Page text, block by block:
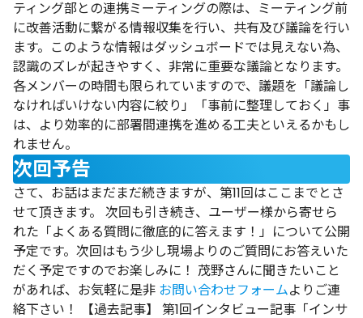
ティング部との連携ミーティングの際は、ミーティング前
に改善活動に繋がる情報収集を行い、共有及び議論を行い
ます。このような情報はダッシュボードでは見えない為、
認識のズレが起きやすく、非常に重要な議論となります。
各メンバーの時間も限られていますので、議題を「議論し
なければいけない内容に絞り」「事前に整理しておく」事
は、より効率的に部署間連携を進める工夫といえるかもし
れません。
次回予告
さて、お話はまだまだ続きますが、第11回はここまでとさ
せて頂きます。
次回も引き続き、ユーザー様から寄せら
れた「よくある質問に徹底的に答えます！」 について公開
予定です。 次回はもう少し現場よりのご質問にお答えいた
だく予定ですのでお楽しみに！ 茂野さんに聞きたいこと
があれば、お気軽に是非 お問い合わせフォームよりご連
絡下さい！ 【過去記事】 第1回インタビュー記事「インサ